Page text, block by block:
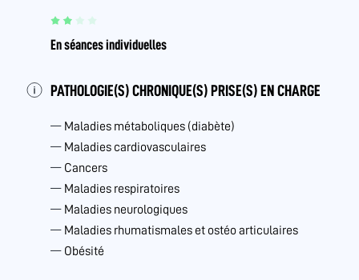
En séances individuelles
PATHOLOGIE(S) CHRONIQUE(S) PRISE(S) EN CHARGE
Maladies métaboliques (diabète)
Maladies cardiovasculaires
Cancers
Maladies respiratoires
Maladies neurologiques
Maladies rhumatismales et ostéo articulaires
Obésité